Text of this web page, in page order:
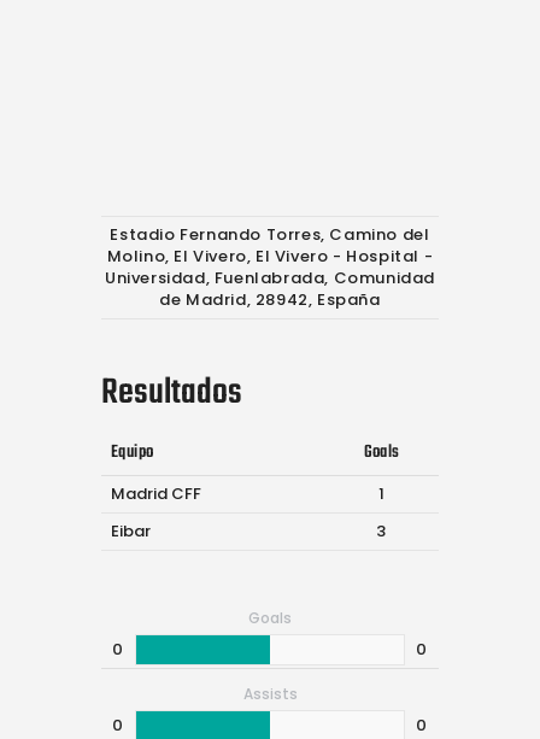
Estadio Fernando Torres, Camino del
Molino, El Vivero, El Vivero - Hospital -
Universidad, Fuenlabrada, Comunidad
de Madrid, 28942, España
Resultados
Equipo Goals
Madrid CFF
1
Eibar
3
Goals
0 0
Assists
0 0